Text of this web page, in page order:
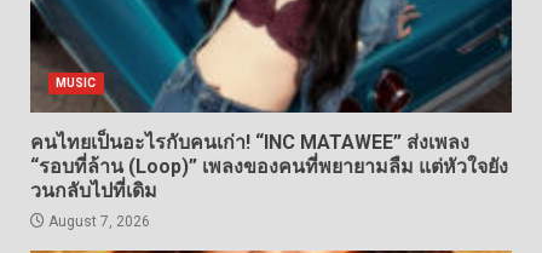
MUSIC
คนไทยเป็นอะไรกับคนเก่า! “INC MATAWEE” ส่งเพลง
“รอบที่ล้าน (Loop)” เพลงของคนที่พยายามลืม แต่หัวใจยัง
วนกลับไปที่เดิม
August 7, 2026